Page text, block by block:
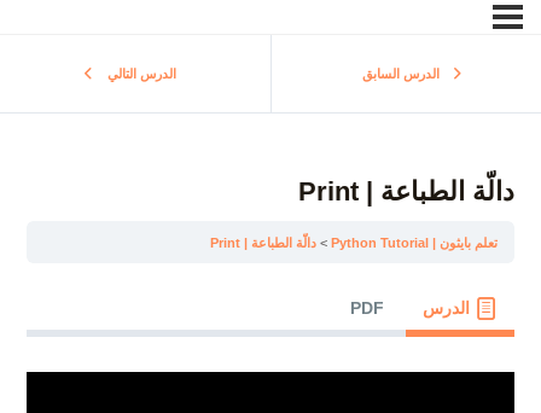
الدرس السابق الدرس التالي
دالّة الطباعة | Print
تعلم بايثون | Python Tutorial دالّة الطباعة | Print
الدرس PDF